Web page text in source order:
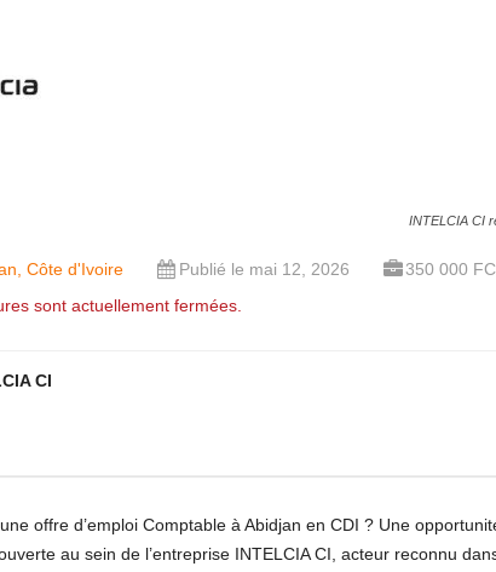
INTELCIA CI
Côte d'Ivoire Publié le mai 12, 2026
350 000
sont actuellement fermées.
CI
offre d’emploi Comptable à Abidjan en CDI ? Une
au sein de l’entreprise INTELCIA CI , acteur reconnu